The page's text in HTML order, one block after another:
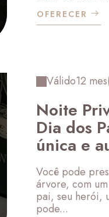
OFERECER
Válido12
Noite
Dia dos
única e
Você pode
árvore, com
pai, seu herói,
pode...